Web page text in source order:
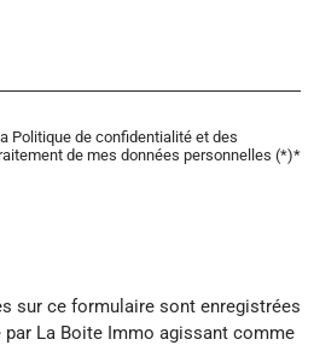
Politique de confidentialité et des
de mes données personnelles (*)*
sur ce formulaire sont enregistrées
La Boite Immo agissant comme